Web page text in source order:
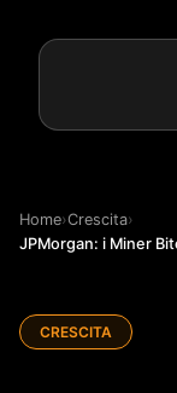
Home›Crescita›
JPMorgan: i Miner
CRESCITA